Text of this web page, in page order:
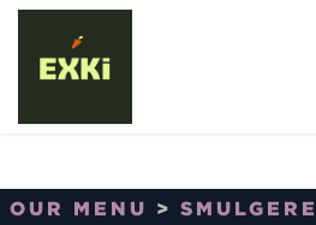
Overslaan naar inhoud
OUR MENU >